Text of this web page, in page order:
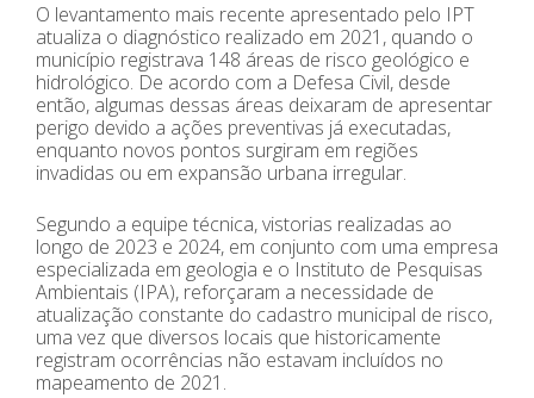
O levantamento mais recente apresentado pelo IPT
atualiza o diagnóstico realizado em 2021, quando o
município registrava 148 áreas de risco geológico e
hidrológico. De acordo com a Defesa Civil, desde
então, algumas dessas áreas deixaram de apresentar
perigo devido a ações preventivas já executadas,
enquanto novos pontos surgiram em regiões
invadidas ou em expansão urbana irregular.
Segundo a equipe técnica, vistorias realizadas ao
longo de 2023 e 2024, em conjunto com uma empresa
especializada em geologia e o Instituto de Pesquisas
Ambientais (IPA), reforçaram a necessidade de
atualização constante do cadastro municipal de risco,
uma vez que diversos locais que historicamente
registram ocorrências não estavam incluídos no
mapeamento de 2021.